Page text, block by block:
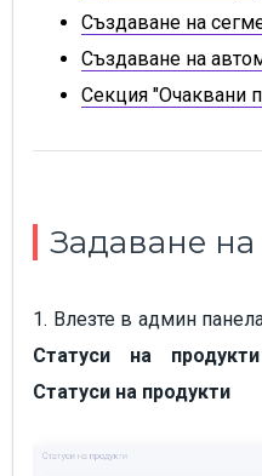
Създаване на
Създаване на
Секция "Очаквани
Задаване на
1. Влезте в админ
Статуси на продукти
Статуси на продукти